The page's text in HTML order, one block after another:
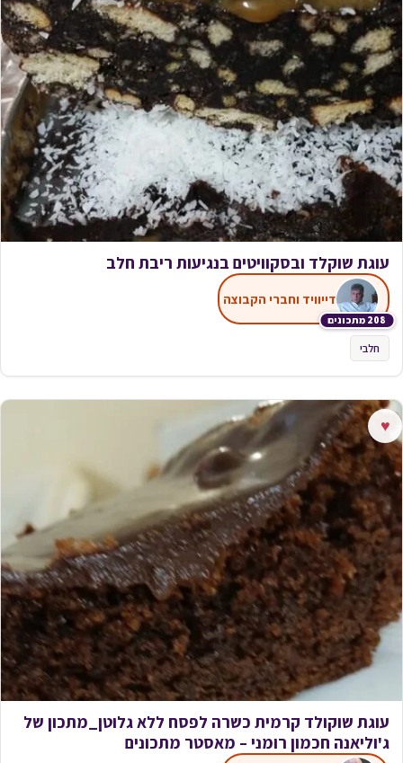
עוגת שוקלד ובסקוויטים בנגיעות ריבת חלב
208 מתכונים
דייוויד וחברי הקבוצה
חלבי
♥
עוגת שוקולד קרמית כשרה לפסח ללא גלוטן_מתכון של
ג'וליאנה חכמון רומני – מאסטר מתכונים